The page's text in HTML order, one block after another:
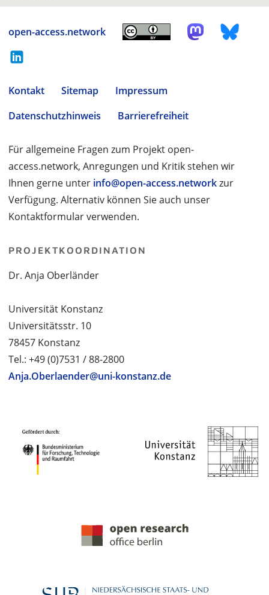
open-access.network
Kontakt Sitemap
Impressum
Datenschutzhinweis
Barrierefreiheit
Für allgemeine Fragen zum Projekt open-
access.network, Anregungen und Kritik stehen wir
Ihnen gerne unter info@open-access.networkzur
Verfügung. Alternativ können Sie auch unser
Kontaktformular verwenden.
PROJEKTKOORDINATION
Dr. Anja Oberländer
Universität Konstanz
Universitätsstr. 10
78457 Konstanz
Tel.: +49 (0)7531 / 88-2800
Anja.Oberlaender@uni-konstanz.de